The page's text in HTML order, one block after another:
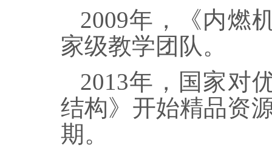
2009年，《内燃
家级教学团队。
2013年，国家对
结构》开始精品资
期。